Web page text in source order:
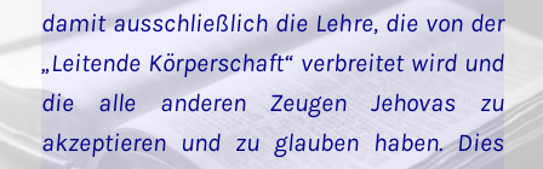
damit ausschließlich die Lehre, die von der
„Leitende Körperschaft“ verbreitet wird und
die alle anderen Zeugen Jehovas zu
akzeptieren und zu glauben haben. Dies